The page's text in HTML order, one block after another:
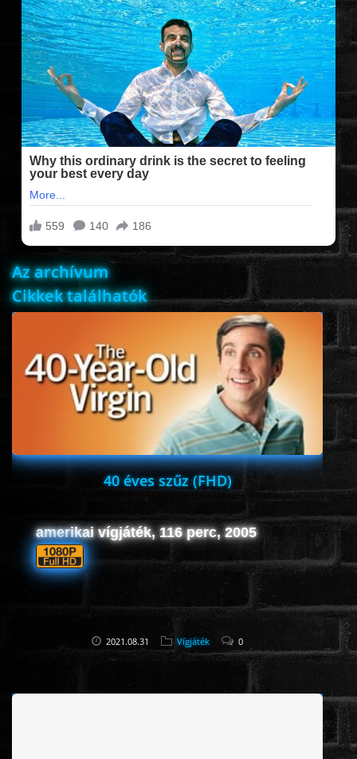
FILMEK (2025-ÖS)
FILMEK (2024-ES)
FILMEK (2023-AS)
FILMEK (2022-ES)
FELIRATOS FILMEK
AKCIÓ
HORROR
ANIMÁCIÓS
KALAND
FANTASY
Az archívum
Cikkek találhatók
40 éves szűz (FHD)
amerikai vígjáték, 116 perc, 2005
2021.08.31 Vígjáték 0